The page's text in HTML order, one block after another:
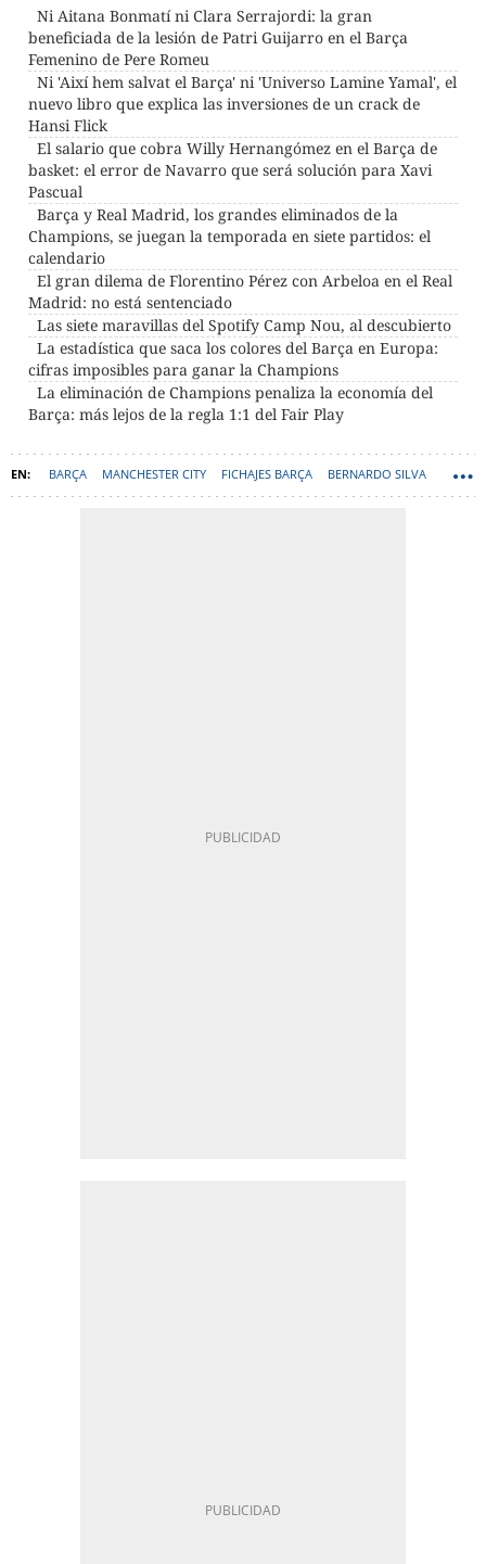
Ni Aitana Bonmatí ni Clara Serrajordi: la gran
beneficiada de la lesión de Patri Guijarro en el Barça
Femenino de Pere Romeu
Ni 'Així hem salvat el Barça' ni 'Universo Lamine Yamal', el
nuevo libro que explica las inversiones de un crack de
Hansi Flick
El salario que cobra Willy Hernangómez en el Barça de
basket: el error de Navarro que será solución para Xavi
Pascual
Barça y Real Madrid, los grandes eliminados de la
Champions, se juegan la temporada en siete partidos: el
calendario
El gran dilema de Florentino Pérez con Arbeloa en el Real
Madrid: no está sentenciado
Las siete maravillas del Spotify Camp Nou, al descubierto
La estadística que saca los colores del Barça en Europa:
cifras imposibles para ganar la Champions
La eliminación de Champions penaliza la economía del
Barça: más lejos de la regla 1:1 del Fair Play
BARÇA MANCHESTER CITY FICHAJES BARÇA BERNARDO SILVA